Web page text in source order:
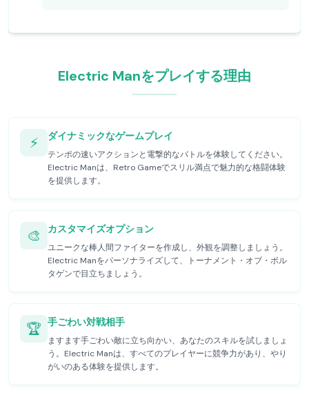
Electric Manをプレイする理由
⚡ ダイナミックなゲームプレイ
テンポの速いアクションと電撃的なバトルを体験してください。
Electric Manは、Retro Gameでスリル満点で魅力的な格闘体験
を提供します。
🎨 カスタマイズオプション
ユニークな棒人間ファイターを作成し、外観を調整しましょう。
Electric Manをパーソナライズして、トーナメント・オブ・ボル
タゲンで目立ちましょう。
🏆 手ごわい対戦相手
ますます手ごわい敵に立ち向かい、あなたのスキルを試しましょ
う。Electric Manは、すべてのプレイヤーに競争力があり、やり
がいのある体験を提供します。